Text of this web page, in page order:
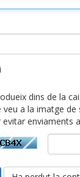
dins de la
veu a la imatge de
evitar enviaments